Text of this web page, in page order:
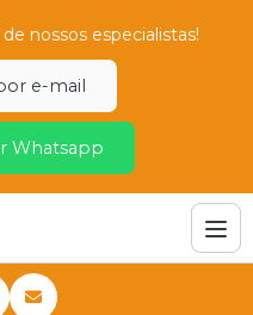
nossos especialistas!
e-mail
Whatsapp